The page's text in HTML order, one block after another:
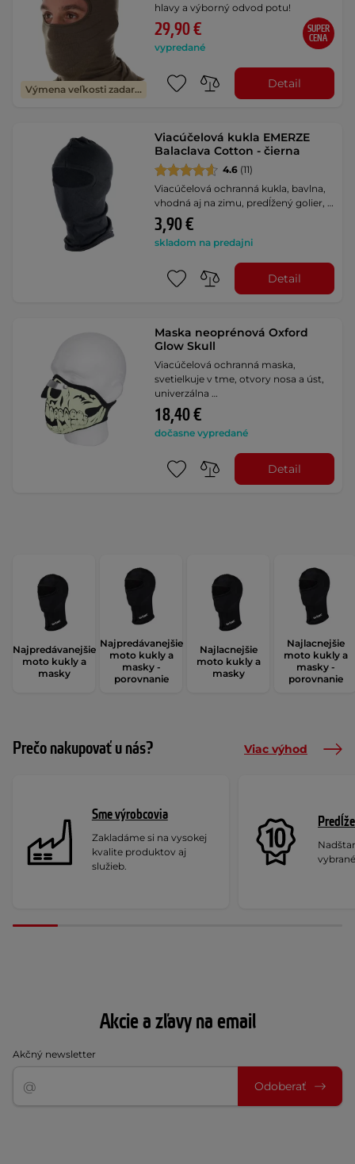
Výmena veľkosti zadarmo
hlavy a výborný odvod potu!
29,90 €
vypredané
SUPER
CENA
Detail
Viacúčelová kukla EMERZE
Balaclava Cotton - čierna
4.6 (11)
Viacúčelová ochranná kukla, bavlna,
vhodná aj na zimu, predĺžený golier, …
3,90 €
skladom na predajni
Detail
Maska neoprénová Oxford
Glow Skull
Viacúčelová ochranná maska,
svetielkuje v tme, otvory nosa a úst,
univerzálna …
18,40 €
dočasne vypredané
Detail
Najpredávanejšie
moto kukly a
masky
Najpredávanejšie
moto kukly a
masky -
porovnanie
Najlacnejšie
moto kukly a
masky
Najlacnejšie
moto kukly a
masky -
porovnanie
Prečo nakupovať u nás? Viac výhod
Sme výrobcovia
Zakladáme si na vysokej
kvalite produktov aj
služieb.
Akcie a zľavy na email
Akčný newsletter
Odoberať